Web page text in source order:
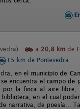
a 20,8 km de
15 km de Pontevedra
en el municipio de
encuentra el campo de
la finca al aire libre,
en el cual
narrativa, de poesía...